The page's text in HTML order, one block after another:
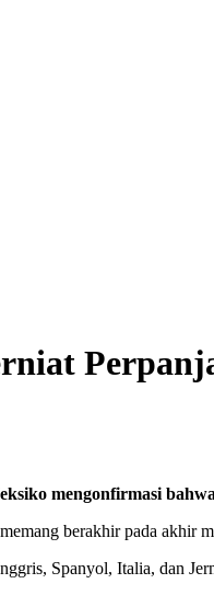
mengonfirmasi
berakhir pada akhir
Spanyol, Italia, dan